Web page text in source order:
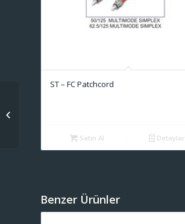
ST – FC Patchcord
Satın Al Detaylar
Benzer Ürünler